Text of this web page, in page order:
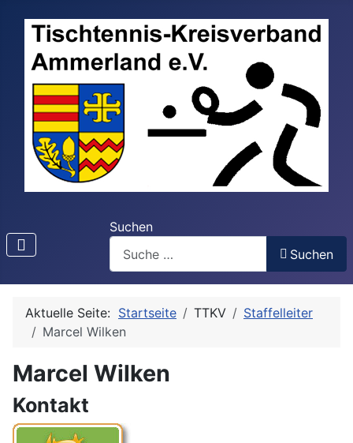
Suchen
Suchen
Aktuelle Seite: Startseite TTKV
Staffelleiter
Marcel Wilken
Marcel Wilken
Kontakt